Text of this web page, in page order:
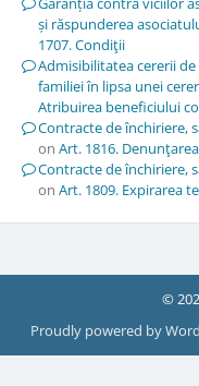
și răspunderea
1707. Condiţii
Admisibilitatea cererii
familiei în lipsa unei
Atribuirea beneficiului
Contracte de închiriere,
on Art. 1816.
Contracte de închiriere,
on Art. 1809. Expirarea
©
Proudly powered by